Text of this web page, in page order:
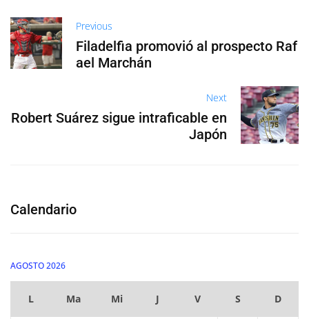
Previous
Filadelfia promovió al prospecto Raf
ael Marchán
Next
Robert Suárez sigue intraficable en
Japón
Calendario
AGOSTO 2026
L Ma Mi J V S D